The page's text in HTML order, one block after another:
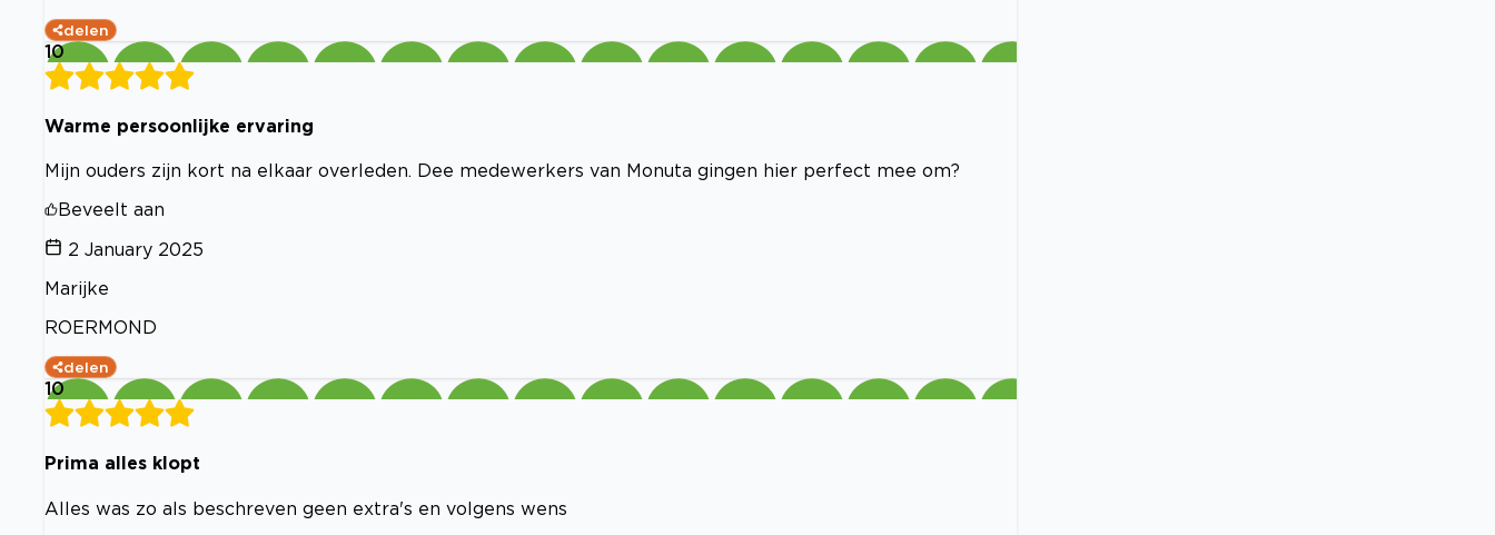
delen
10
Warme persoonlijke ervaring
Mijn ouders zijn kort na elkaar overleden. Dee medewerkers van Monuta gingen hier perfect mee om?
Beveelt aan
2 January 2025
Marijke
ROERMOND
delen
10
Prima alles klopt
Alles was zo als beschreven geen extra's en volgens wens